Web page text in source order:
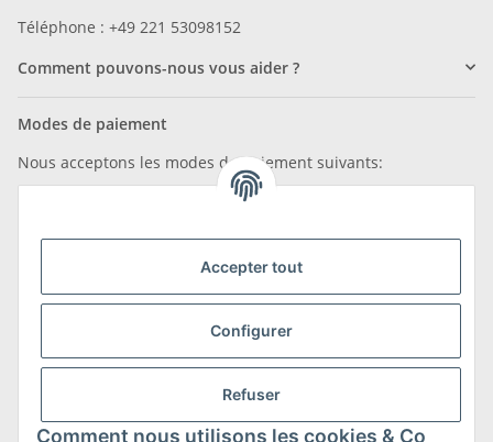
Accepter tout
Configurer
Refuser
Comment nous utilisons les cookies & Co
Téléphone : +49 221 53098152
Comment pouvons-nous vous aider ?
Modes de paiement
Nous acceptons les modes de paiement suivants:
Nous sommes membres de
Transport et retours